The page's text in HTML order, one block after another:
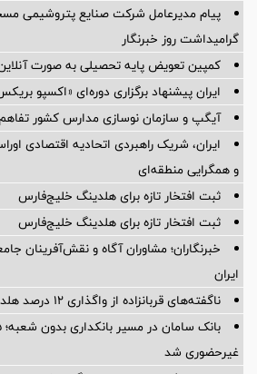
پیام مدیرعامل شركت صنایع پتروشیمی
گرامیداشت روز خبرنگار
کمپین تعویض پایه تحصیلی به صورت
ایران پیشنهاد برگزاری دوره‌ای «اکسپو
آیگپ و سازمان نوسازی مدارس کشور
ایران، شریک راهبردی اتحادیه اقتصادی
و همگرایی منطقه‌ای
ثبت افتخار تازه برای هلدینگ خلیج‌فارس
ثبت افتخار تازه برای هلدینگ خلیج‌فارس
خبرنگاران؛ مشاوران آگاه و نقش‌آفرینان
ایران
ناگفته‌های قربانزاده از واگذاری ۱۲ درصد هلدینگ خلیج فارس
غیرحضوری شد